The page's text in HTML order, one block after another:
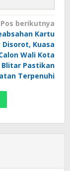
Pos berikutnya
Kartu
Kuasa
Wali Kota
Blitar Pastikan
Terpenuhi